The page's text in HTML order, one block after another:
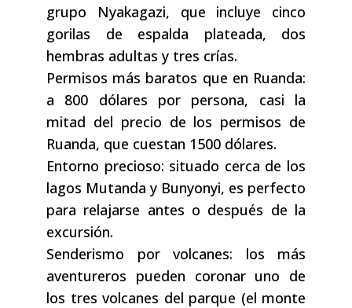
grupo Nyakagazi, que incluye cinco
gorilas de espalda plateada, dos
hembras adultas y tres crías.
Permisos más baratos que en Ruanda:
a 800 dólares por persona, casi la
mitad del precio de los permisos de
Ruanda, que cuestan 1500 dólares.
Entorno precioso: situado cerca de los
lagos Mutanda y Bunyonyi, es perfecto
para relajarse antes o después de la
excursión.
Senderismo por volcanes: los más
aventureros pueden coronar uno de
los tres volcanes del parque (el monte